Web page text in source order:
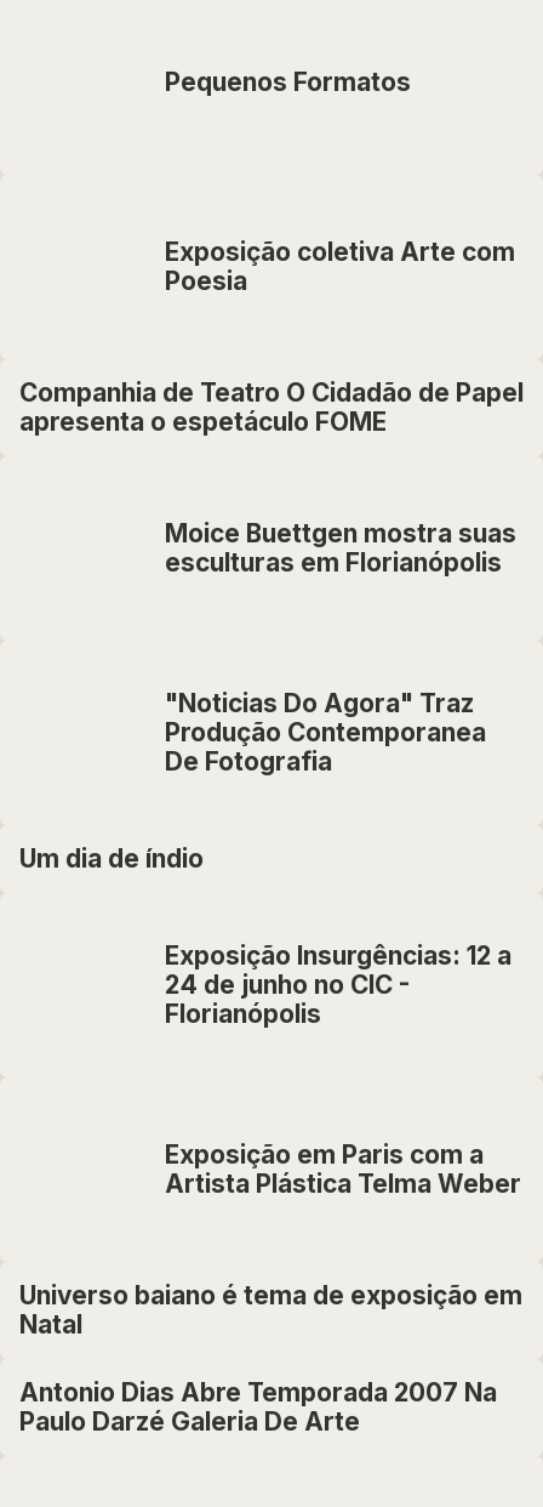
Pequenos Formatos
Exposição coletiva Arte com
Poesia
Companhia de Teatro O Cidadão de Papel
apresenta o espetáculo FOME
Moice Buettgen mostra suas
esculturas em Florianópolis
"Noticias Do Agora" Traz
Produção Contemporanea
De Fotografia
Um dia de índio
Exposição Insurgências: 12 a
24 de junho no CIC -
Florianópolis
Exposição em Paris com a
Artista Plástica Telma Weber
Universo baiano é tema de exposição em
Natal
Antonio Dias Abre Temporada 2007 Na
Paulo Darzé Galeria De Arte